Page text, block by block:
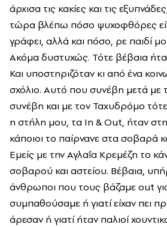
άρχισα τις κακίες και τις
τώρα βλέπω πόσο ψυχοφθόρες
γράφει, αλλά και πόσο, ρε παιδί
Ακόμα δυστυχώς. Τότε βέβαια
Και υποστηριζόταν κι από ένα
σχόλιο. Αυτό που συνέβη μετά με
συνέβη και με τον Ταχυδρόμο
η στήλη μου, τα In & Out, ήταν
κάποιοι το παίρνανε στα σοβαρά
Εμείς με την Αγλαΐα Κρεμέζη το
σοβαρού και αστείου. Βέβαια,
άνθρωποι που τους βάζαμε out
συμπαθούσαμε ή γιατί είχαν πει
άρεσαν ή γιατί ήταν παλιοί